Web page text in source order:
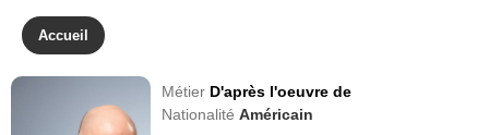
Accueil
Métier D'après l'oeuvre de
NationalitéAméricain